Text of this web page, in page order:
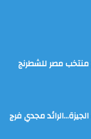
منتخب مصر للشطرنج
مجدي فرج